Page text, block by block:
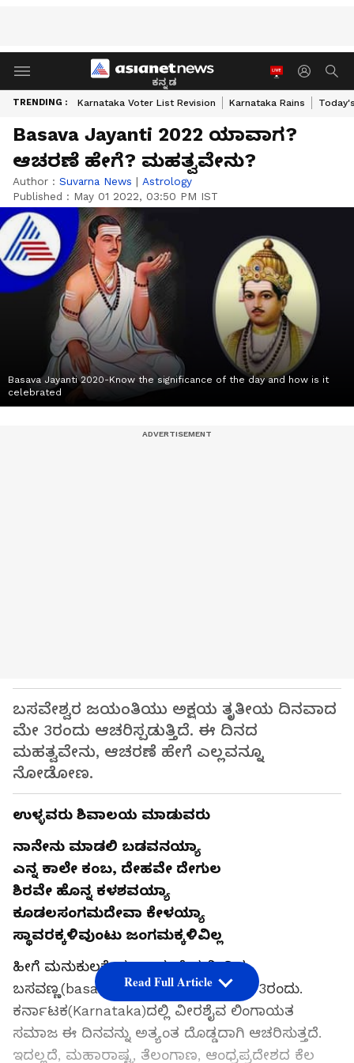
ಕನ್ನಡ
TRENDING : Karnataka Voter List Revision Karnataka Rains
Basava Jayanti 2022 ಯಾವಾಗ?
ಆಚರಣೆ ಹೇಗೆ? ಮಹತ್ವವೇನು?
Author : Suvarna News | Astrology
Published : May 01 2022, 03:50 PM IST
Basava Jayanti 2020-Know the significance of the day and how is it
celebrated
ಬಸವೇಶ್ವರ ಜಯಂತಿಯು ಅಕ್ಷಯ ತೃತೀಯ ದಿನವಾದ
ಮೇ 3ರಂದು ಆಚರಿಸ್ಪಡುತ್ತಿದೆ. ಈ ದಿನದ
ಮಹತ್ವವೇನು, ಆಚರಣೆ ಹೇಗೆ ಎಲ್ಲವನ್ನೂ
ನೋಡೋಣ.
ಉಳ್ಳವರು ಶಿವಾಲಯ ಮಾಡುವರು
ನಾನೇನು ಮಾಡಲಿ ಬಡವನಯ್ಯಾ
ಎನ್ನ ಕಾಲೇ ಕಂಬ, ದೇಹವೇ ದೇಗುಲ
ಶಿರವೇ ಹೊನ್ನ ಕಳಶವಯ್ಯಾ
ಕೂಡಲಸಂಗಮದೇವಾ ಕೇಳಯ್ಯಾ
ಸ್ಥಾವರಕ್ಕಳಿವುಂಟು ಜಂಗಮಕ್ಕಳಿವಿಲ್ಲ
ಹೀಗೆ ಮನುಕುಲಕ್ಕೆ ಮಹಾ ಸಂದೇಶ ನೀಡಿದ
ಬಸವಣ್ಣ(basavanna)ನವರ ಜಯಂತಿ ಮೇ 3ರಂದು.
ಕರ್ನಾಟಕ(Karnataka)ದಲ್ಲಿ ವೀರಶೈವ ಲಿಂಗಾಯತ
ಸಮಾಜ ಈ ದಿನವನ್ನು ಅತ್ಯಂತ ದೊಡ್ಡದಾಗಿ ಆಚರಿಸುತ್ತದೆ.
ಇದಲ್ಲದೆ, ಮಹಾರಾಷ್ಟ್ರ, ತೆಲಂಗಾಣ, ಆಂಧ್ರಪ್ರದೇಶದ ಕೆಲ
Read Full Article